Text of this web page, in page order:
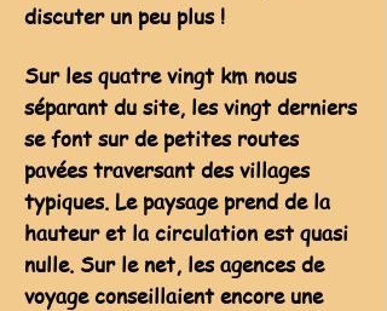
discuter un peu plus !
Sur les quatre vingt km nous
séparant du site, les vingt derniers
se font sur de petites routes
pavées traversant des villages
typiques. Le paysage prend de la
hauteur et la circulation est quasi
nulle. Sur le net, les agences de
voyage conseillaient encore une